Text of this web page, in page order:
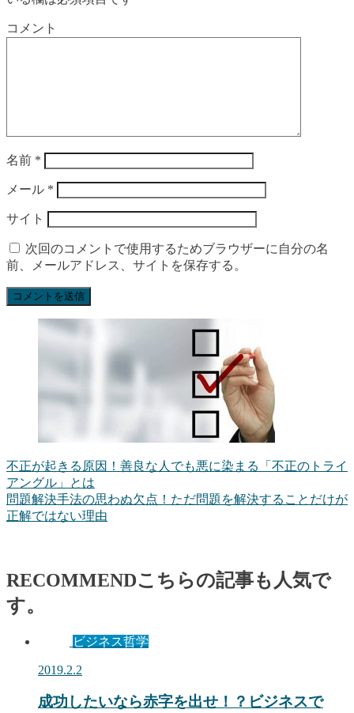
コメント
名前 *
メール *
サイト
次回のコメントで使用するためブラウザーに自分の名
前、メールアドレス、サイトを保存する。
不正が起きる原因！善良な人でも悪に染まる「不正のトライ
アングル」とは
問題解決手法の思わぬ欠点！ただ問題を解決することだけが
正解ではない理由
RECOMMENDこちらの記事も人気で
す。
ビジネス哲学
2019.2.2
成功したいなら赤字を出せ！？ビジネスで